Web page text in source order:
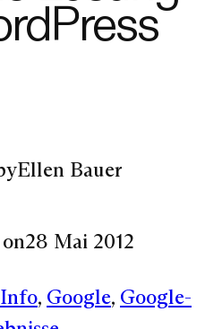
Ellen Bauer
28 Mai 2012
, Google, Google-